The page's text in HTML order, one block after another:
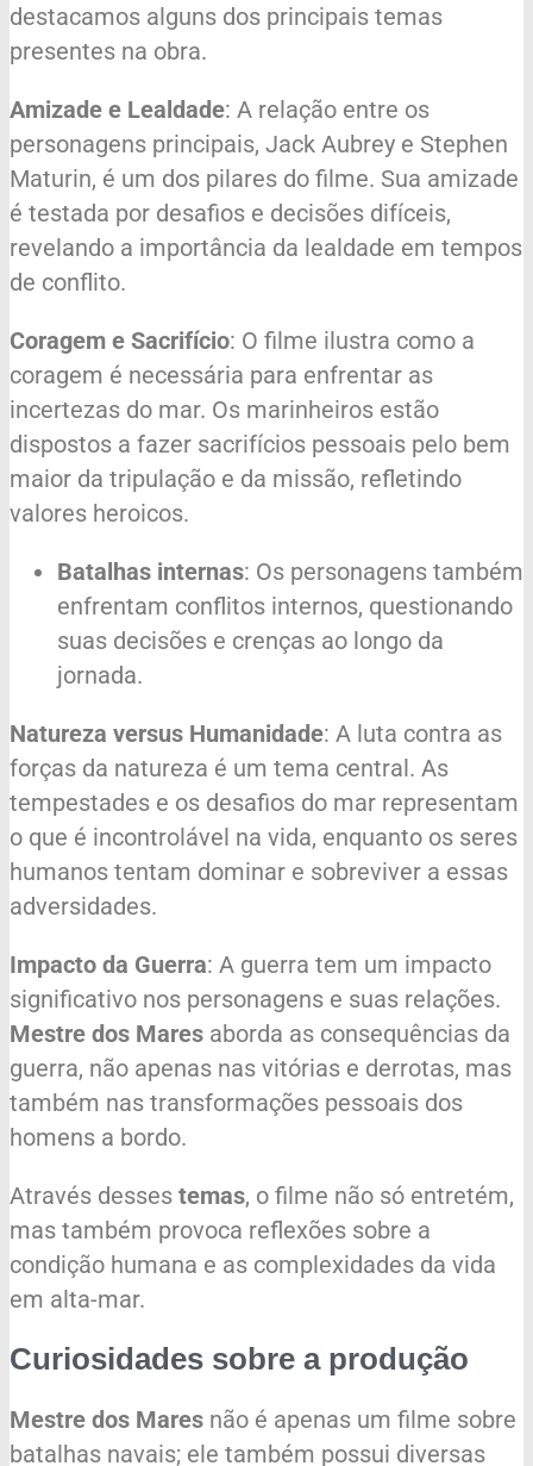
destacamos alguns dos principais temas
presentes na obra.
Amizade e Lealdade: A relação entre os
personagens principais, Jack Aubrey e Stephen
Maturin, é um dos pilares do filme. Sua amizade
é testada por desafios e decisões difíceis,
revelando a importância da lealdade em tempos
de conflito.
Coragem e Sacrifício: O filme ilustra como a
coragem é necessária para enfrentar as
incertezas do mar. Os marinheiros estão
dispostos a fazer sacrifícios pessoais pelo bem
maior da tripulação e da missão, refletindo
valores heroicos.
Batalhas internas: Os personagens também
enfrentam conflitos internos, questionando
suas decisões e crenças ao longo da
jornada.
Natureza versus Humanidade: A luta contra as
forças da natureza é um tema central. As
tempestades e os desafios do mar representam
o que é incontrolável na vida, enquanto os seres
humanos tentam dominar e sobreviver a essas
adversidades.
Impacto da Guerra: A guerra tem um impacto
significativo nos personagens e suas relações.
Mestre dos Mares aborda as consequências da
guerra, não apenas nas vitórias e derrotas, mas
também nas transformações pessoais dos
homens a bordo.
Através desses temas, o filme não só entretém,
mas também provoca reflexões sobre a
condição humana e as complexidades da vida
em alta-mar.
Curiosidades sobre a produção
Mestre dos Mares não é apenas um filme sobre
batalhas navais; ele também possui diversas